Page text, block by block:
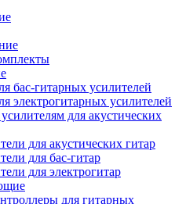
бас-гитарных усилителей
электрогитарных усилителей
для акустических
для акустических гитар
для бас-гитар
для электрогитар
для гитарных